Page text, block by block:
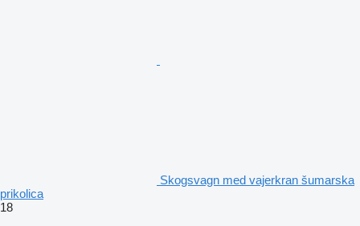
Skogsvagn med vajerkran šumarska
prikolica
18